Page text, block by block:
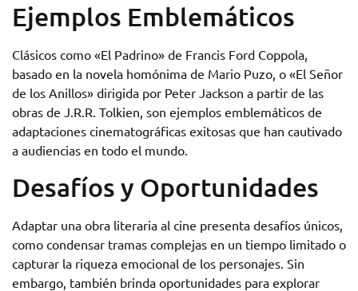
Ejemplos Emblemáticos
Clásicos como «El Padrino» de Francis Ford Coppola,
basado en la novela homónima de Mario Puzo, o «El Señor
de los Anillos» dirigida por Peter Jackson a partir de las
obras de J.R.R. Tolkien, son ejemplos emblemáticos de
adaptaciones cinematográficas exitosas que han cautivado
a audiencias en todo el mundo.
Desafíos y Oportunidades
Adaptar una obra literaria al cine presenta desafíos únicos,
como condensar tramas complejas en un tiempo limitado o
capturar la riqueza emocional de los personajes. Sin
embargo, también brinda oportunidades para explorar